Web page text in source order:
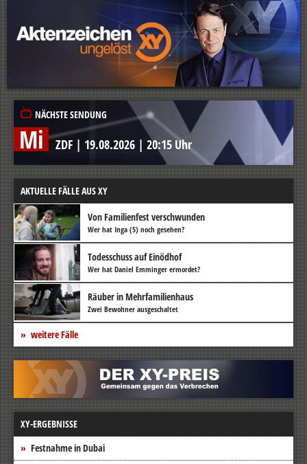
NÄCHSTE SENDUNG
Mi ZDF | 19.08.2026 | 20:15 Uhr
AKTUELLE FÄLLE AUS XY
Von Familienfest verschwunden
Wer hat Inga (5) noch gesehen?
Todesschuss auf Einödhof
Wer hat Daniel Emminger ermordet?
Räuber in Mehrfamilienhaus
Zwei Bewohner ausgeschaltet
weitere Fälle
XY-ERGEBNISSE
Festnahme in Dubai